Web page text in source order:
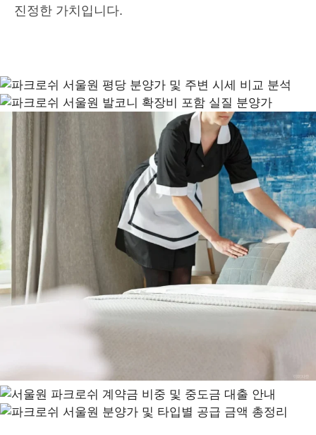
진정한 가치입니다.